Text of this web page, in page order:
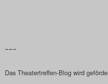
Das
–––
Das Theatertreffen-Blog wird